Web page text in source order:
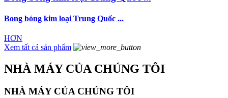
Bong bóng kim loại Trung Quốc ...
HƠN
Xem tất cả sản phẩm
NHÀ MÁY CỦA CHÚNG TÔI
NHÀ MÁY CỦA CHÚNG TÔI